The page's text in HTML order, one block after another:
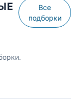
Все
подборки